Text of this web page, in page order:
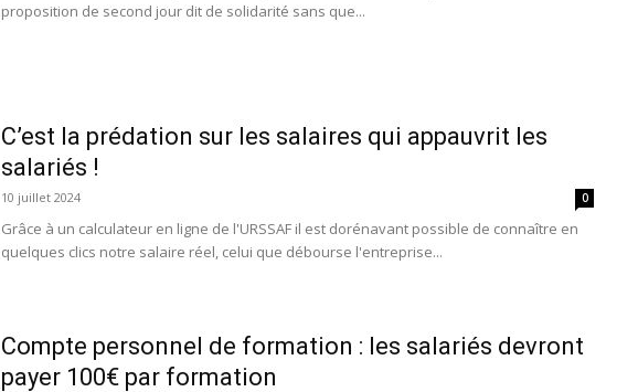
proposition de second jour dit de solidarité sans que...
C’est la prédation sur les salaires qui appauvrit les
salariés !
10 juillet 2024 0
Grâce à un calculateur en ligne de l'URSSAF il est dorénavant possible de connaître en
quelques clics notre salaire réel, celui que débourse l'entreprise...
Compte personnel de formation : les salariés devront
payer 100€ par formation